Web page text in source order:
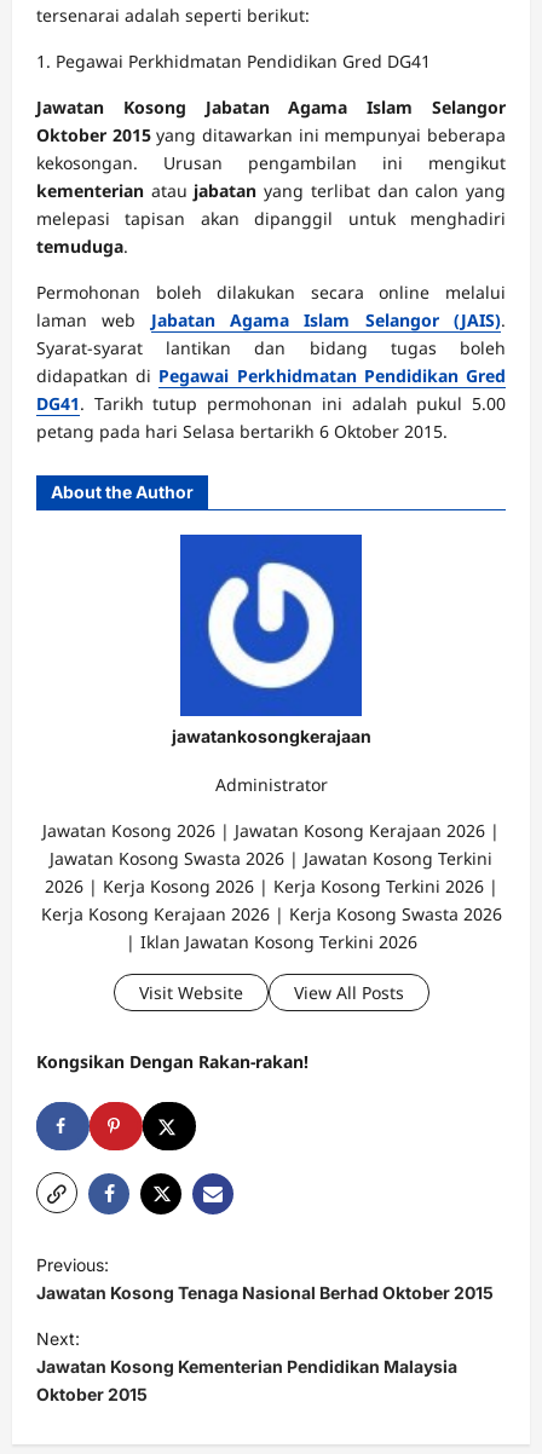
tersenarai adalah seperti berikut:
1. Pegawai Perkhidmatan Pendidikan Gred DG41
Jawatan Kosong Jabatan Agama Islam Selangor
Oktober 2015yang ditawarkan ini mempunyai beberapa
kekosongan. Urusan pengambilan ini mengikut
kementerian atau jabatan yang terlibat dan calon yang
melepasi tapisan akan dipanggil untuk menghadiri
temuduga.
Permohonan boleh dilakukan secara online melalui
laman web Jabatan Agama Islam Selangor (JAIS).
Syarat-syarat lantikan dan bidang tugas boleh
didapatkan di Pegawai Perkhidmatan Pendidikan Gred
DG41. Tarikh tutup permohonan ini adalah pukul 5.00
petang pada hari Selasa bertarikh 6 Oktober 2015.
About the Author
jawatankosongkerajaan
Administrator
Jawatan Kosong 2026 | Jawatan Kosong Kerajaan 2026 |
Jawatan Kosong Swasta 2026 | Jawatan Kosong Terkini
2026 | Kerja Kosong 2026 | Kerja Kosong Terkini 2026 |
Kerja Kosong Kerajaan 2026 | Kerja Kosong Swasta 2026
| Iklan Jawatan Kosong Terkini 2026
Visit Website View All Posts
Kongsikan Dengan Rakan-rakan!
P
o
s
t
n
a
Previous:
Jawatan Kosong Tenaga Nasional Berhad Oktober 2015
Next:
Jawatan Kosong Kementerian Pendidikan Malaysia
Oktober 2015